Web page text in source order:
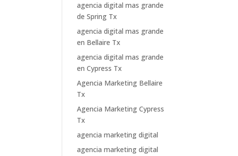
agencia digital mas grande
de Spring Tx
agencia digital mas grande
en Bellaire Tx
agencia digital mas grande
en Cypress Tx
Agencia Marketing Bellaire
Tx
Agencia Marketing Cypress
Tx
agencia marketing digital
agencia marketing digital